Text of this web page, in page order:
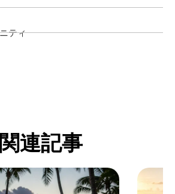
ティ
関連記事